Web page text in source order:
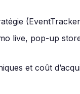
live, pop-up
et coût